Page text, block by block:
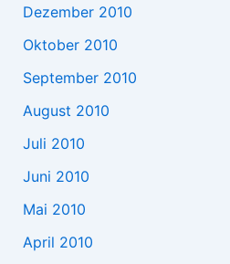
Dezember 2010
Oktober 2010
September 2010
August 2010
Juli 2010
Juni 2010
Mai 2010
April 2010